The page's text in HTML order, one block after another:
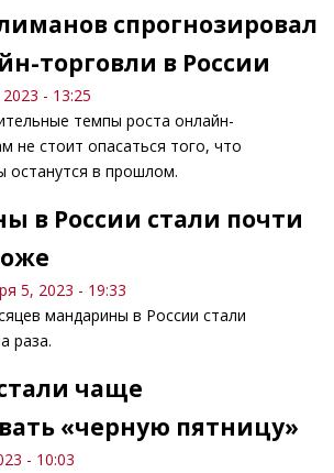
спрогнозировал
торговли в России
- 13:25
темпы роста онлайн-
не стоит опасаться того, что
останутся в прошлом.
в России стали почти
5, 2023 - 19:33
мандарины в России стали
раза.
чаще
«черную пятницу»
- 10:03